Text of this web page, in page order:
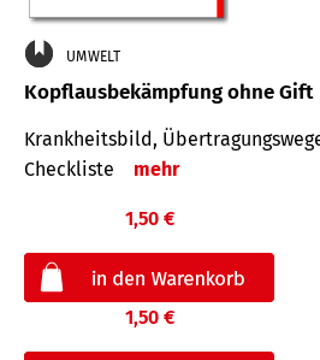
UMWELT
Kopflausbekämpfung ohne Gift
Krankheits­bild,
Check­liste
mehr
1,50 €
1,50 €